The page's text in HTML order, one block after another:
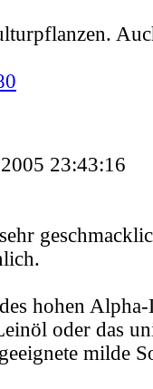
23:43:16
hohen
oder das
milde